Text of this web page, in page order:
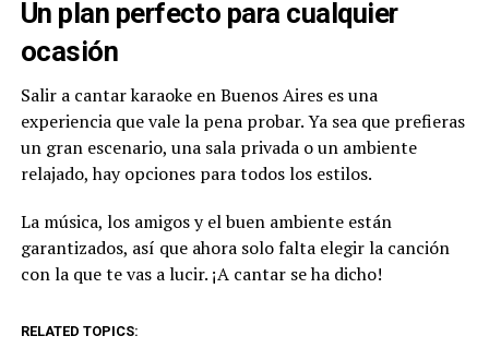
Un plan perfecto para cualquier
ocasión
Salir a cantar karaoke en Buenos Aires es una
experiencia que vale la pena probar. Ya sea que prefieras
un gran escenario, una sala privada o un ambiente
relajado, hay opciones para todos los estilos.
La música, los amigos y el buen ambiente están
garantizados, así que ahora solo falta elegir la canción
con la que te vas a lucir. ¡A cantar se ha dicho!
RELATED TOPICS: